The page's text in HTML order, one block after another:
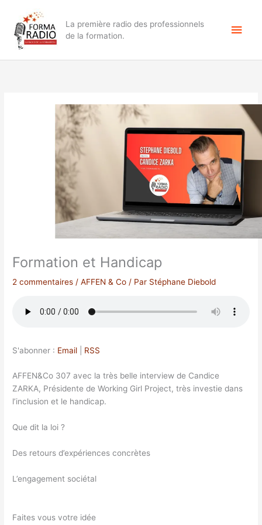
contenu
La première radio des professionnels
de la formation.
Formation et Handicap
2 commentaires /AFFEN & Co / Par Stéphane Diebold
S'abonner : Email RSS
AFFEN&Co 307 avec la très belle interview de Candice
ZARKA, Présidente de Working Girl Project, très investie dans
l’inclusion et le handicap.
Que dit la loi ?
Des retours d’expériences concrètes
L’engagement sociétal
Faites vous votre idée